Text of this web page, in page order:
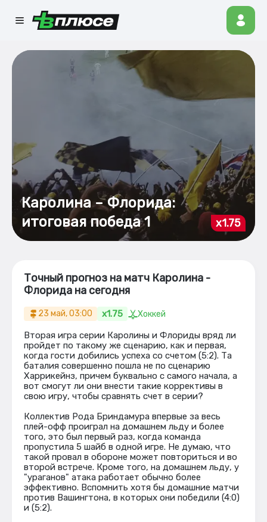
Каролина – Флорида:
итоговая победа 1
x1.75
Точный прогноз на матч Каролина -
Флорида на сегодня
23 май, 03:00 x1.75 Хоккей
Вторая игра серии Каролины и Флориды вряд ли
пройдет по такому же сценарию, как и первая,
когда гости добились успеха со счетом (5:2). Та
баталия совершенно пошла не по сценарию
Харрикейнз, причем буквально с самого начала, а
вот смогут ли они внести такие коррективы в
свою игру, чтобы сравнять счет в серии?
Коллектив Рода Бриндамура впервые за весь
плей-офф проиграл на домашнем льду и более
того, это был первый раз, когда команда
пропустила 5 шайб в одной игре. Не думаю, что
такой провал в обороне может повториться и во
второй встрече. Кроме того, на домашнем льду, у
"ураганов" атака работает обычно более
эффективно. Вспомнить хотя бы домашние матчи
против Вашингтона, в которых они победили (4:0)
и (5:2).